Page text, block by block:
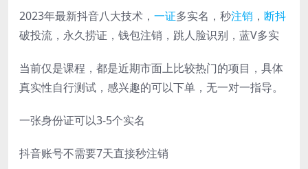
2023年最新抖音八大技术， 一证多实名，秒注销 ， 断抖
破投流，永久捞证，钱包注销，跳人脸识别，蓝V多实
当前仅是课程，都是近期市面上比较热门的项目，具体
真实性自行测试，感兴趣的可以下单，无一对一指导。
一张身份证可以3-5个实名
抖音账号不需要7天直接秒注销